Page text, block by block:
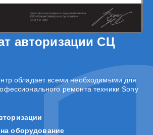
авторизации СЦ
обладает всеми необходимыми для
ремонта техники Sony
оборудование